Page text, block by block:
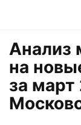
Анализ
на
за март